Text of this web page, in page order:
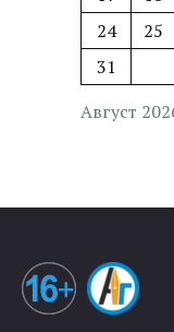
Август
24
25
31